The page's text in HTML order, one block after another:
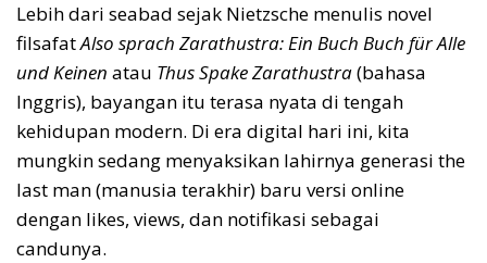
Lebih dari seabad sejak Nietzsche menulis novel
filsafatAlso sprach Zarathustra: Ein Buch Buch für Alle
und Keinen atau Thus Spake Zarathustra(bahasa
Inggris), bayangan itu terasa nyata di tengah
kehidupan modern. Di era digital hari ini, kita
mungkin sedang menyaksikan lahirnya generasi the
last man (manusia terakhir) baru versi online
dengan likes, views, dan notifikasi sebagai
candunya.